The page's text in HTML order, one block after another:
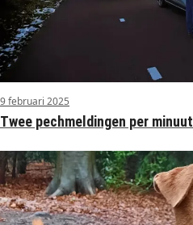
9 februari 2025
Twee pechmeldingen per minuut